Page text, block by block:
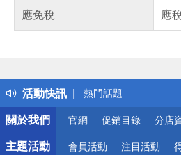
應免稅
應
活動快訊
得獎公告
熱門話題
銀行優惠
偏遠地區配送
詐騙網頁！請小心！
關於我們
官網 促銷目錄 分店
主題活動 會員活動 注目活動